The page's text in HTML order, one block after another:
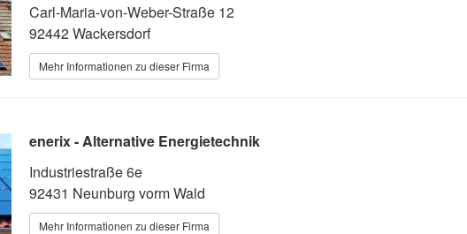
Carl-Maria-von-Weber-Straße 12
92442 Wackersdorf
Mehr Informationen zu dieser Firma
enerix - Alternative Energietechnik
Industriestraße 6e
92431 Neunburg vorm Wald
Mehr Informationen zu dieser Firma